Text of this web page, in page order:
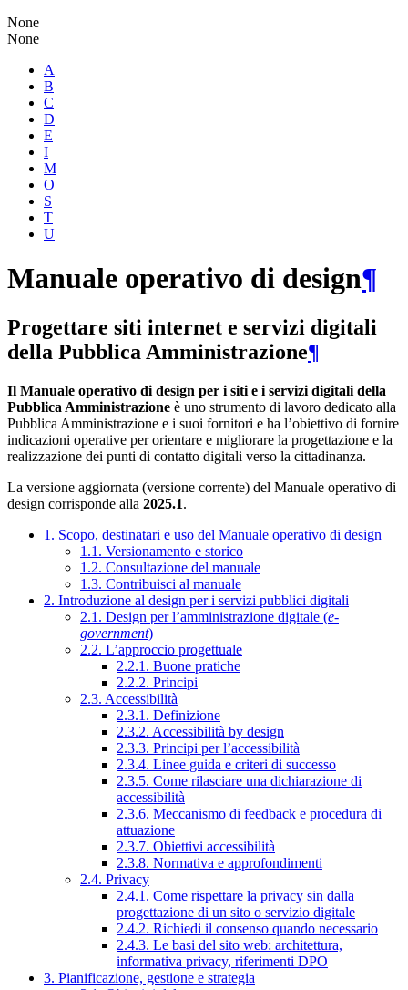
None
None
A
B
C
D
E
I
M
O
S
T
U
Manuale operativo di design¶
Progettare siti internet e servizi digitali
della Pubblica Amministrazione¶
Il Manuale operativo di design per i siti e i servizi digitali della
Pubblica Amministrazione è uno strumento di lavoro dedicato alla
Pubblica Amministrazione e i suoi fornitori e ha l’obiettivo di fornire
indicazioni operative per orientare e migliorare la progettazione e la
realizzazione dei punti di contatto digitali verso la cittadinanza.
La versione aggiornata (versione corrente) del Manuale operativo di
design corrisponde alla 2025.1.
1. Scopo, destinatari e uso del Manuale operativo di design
1.1. Versionamento e storico
1.2. Consultazione del manuale
1.3. Contribuisci al manuale
2. Introduzione al design per i servizi pubblici digitali
2.1. Design per l’amministrazione digitale (e-
government)
2.2. L’approccio progettuale
2.2.1. Buone pratiche
2.2.2. Principi
2.3. Accessibilità
2.3.1. Definizione
2.3.2. Accessibilità by design
2.3.3. Principi per l’accessibilità
2.3.4. Linee guida e criteri di successo
2.3.5. Come rilasciare una dichiarazione di
accessibilità
2.3.6. Meccanismo di feedback e procedura di
attuazione
2.3.7. Obiettivi accessibilità
2.3.8. Normativa e approfondimenti
2.4. Privacy
2.4.1. Come rispettare la privacy sin dalla
progettazione di un sito o servizio digitale
2.4.2. Richiedi il consenso quando necessario
2.4.3. Le basi del sito web: architettura,
informativa privacy, riferimenti DPO
3. Pianificazione, gestione e strategia